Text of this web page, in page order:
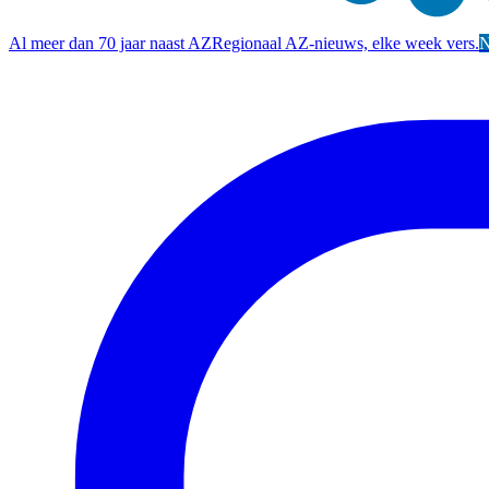
Al meer dan 70 jaar naast AZRegionaal AZ-nieuws, elke week vers.